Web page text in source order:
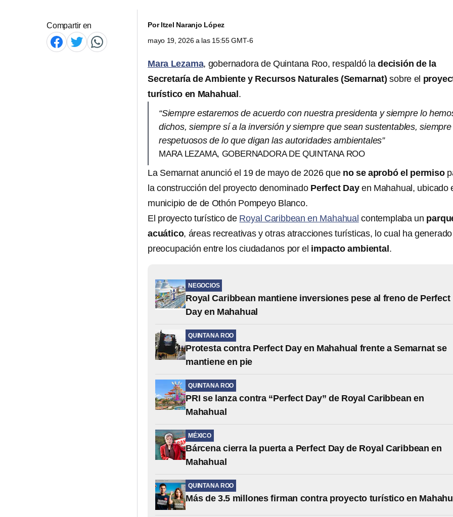
Compartir en PorItzel Naranjo López
mayo 19, 2026 a las 15:55 GMT-6
Mara Lezama, gobernadora de Quintana Roo, respaldó ladecisión de la
Secretaría de Ambiente y Recursos Naturales (Semarnat) sobre el
turístico en Mahahual .
“Siempre estaremos de acuerdo con nuestra presidenta y siempre lo
dichos, siempre sí a la inversión y siempre que sean sustentables, siempre
respetuosos de lo que digan las autoridades ambientales”
MARA LEZAMA, GOBERNADORA DE QUINTANA ROO
La Semarnat anunció el 19 de mayo de 2026 queno se aprobó el permiso
la construcción del proyecto denominado Perfect Dayen Mahahual, ubicado
municipio de de Othón Pompeyo Blanco.
El proyecto turístico de Royal Caribbean en Mahahual contemplaba un
acuático, áreas recreativas y otras atracciones turísticas, lo cual ha generado
preocupación entre los ciudadanos por el impacto ambiental .
NEGOCIOS
Royal Caribbean mantiene inversiones pese al freno de Perfect
Day en Mahahual
QUINTANA ROO
Protesta contra Perfect Day en Mahahual frente a Semarnat se
mantiene en pie
QUINTANA ROO
PRI se lanza contra “Perfect Day” de Royal Caribbean en
Mahahual
MÉXICO
Bárcena cierra la puerta a Perfect Day de Royal Caribbean en
Mahahual
QUINTANA ROO
Más de 3.5 millones firman contra proyecto turístico en